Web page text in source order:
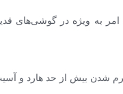
امر به ویژه در گوشی‌های
شدن بیش از حد هارد و